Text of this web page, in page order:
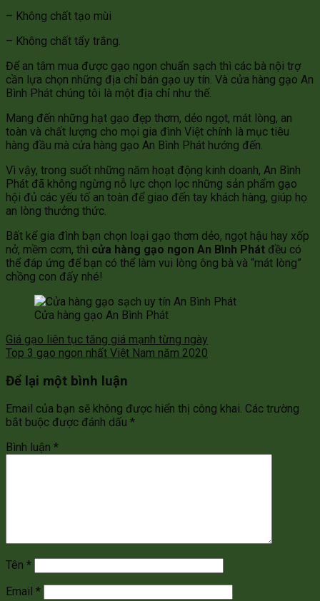
– Không chất tạo mùi
– Không chất tẩy trắng.
Để an tâm mua được gạo ngon chuẩn sạch thì các bà nội trợ
cần lựa chọn những địa chỉ bán gạo uy tín. Và cửa hàng gạo An
Bình Phát chúng tôi là một địa chỉ như thế.
Mang đến những hạt gạo đẹp thơm, dẻo ngọt, mát lòng, an
toàn và chất lượng cho mọi gia đình Việt chính là mục tiêu
hàng đầu mà cửa hàng gạo An Bình Phát hướng đến.
Vì vậy, trong suốt những năm hoạt động kinh doanh, An Bình
Phát đã không ngừng nỗ lực chọn lọc những sản phẩm gạo
hội đủ các yếu tố an toàn để giao đến tay khách hàng, giúp họ
an lòng thưởng thức.
Bất kể gia đình bạn chọn loại gạo thơm dẻo, ngọt hậu hay xốp
nở, mềm cơm, thì cửa hàng gạo ngon An Bình Phát đều có
thể đáp ứng để bạn có thể làm vui lòng ông bà và “mát lòng”
chồng con đấy nhé!
Cửa hàng gạo An Bình Phát
Giá gạo liên tục tăng giá mạnh từng ngày
Top 3 gạo ngon nhất Việt Nam năm 2020
Để lại một bình luận
Email của bạn sẽ không được hiển thị công khai. Các trường
bắt buộc được đánh dấu *
Bình luận *
Tên *
Email *